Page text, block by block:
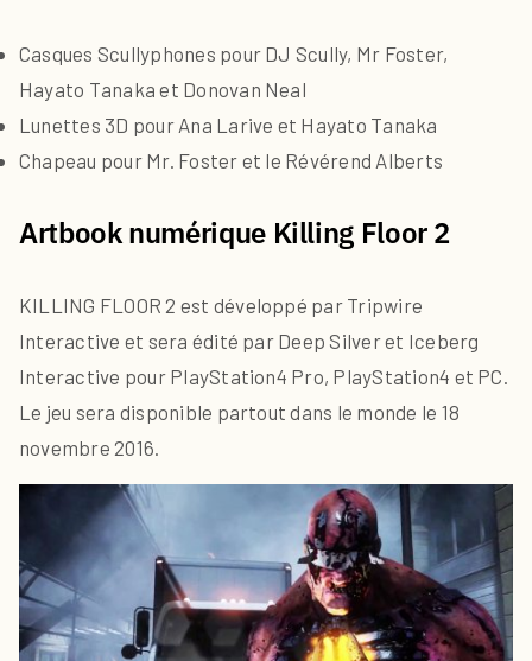
Casques Scullyphones pour DJ Scully, Mr Foster,
Hayato Tanaka et Donovan Neal
Lunettes 3D pour Ana Larive et Hayato Tanaka
Chapeau pour Mr. Foster et le Révérend Alberts
Artbook numérique Killing Floor 2
KILLING FLOOR 2 est développé par Tripwire
Interactive et sera édité par Deep Silver et Iceberg
Interactive pour PlayStation4 Pro, PlayStation4 et PC.
Le jeu sera disponible partout dans le monde le 18
novembre 2016.